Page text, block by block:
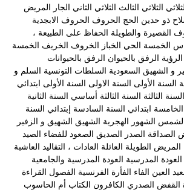
الثلاثي الثالث الثلاثي الثاني الجار المريض
ذو حدين الحج الحروف الحروف الابجدية
القصيرة والطويلة الحفاظ على الطبيعة ،
الخمسة الحي الخباز الخروف الخريف الخمسة
الرؤية الرفق بالحيوان الرفق بالحيوانات
و الشهيق السعودية السلطات التونسية السلم و
السنة الأولى السنة الاولى السنة الأولى ابتدائي
السنة الثالثة السنة الثالثة أساسي السنة الثانية
ابتدائي السنة السادسة إبتدائي السنة
الشهور الهجرية الشهيق الشهيق و الزفير
الصداقة الصدر الصديق الصعود للفضاء الصيد
المريض الطويلة العائلة العادات ، التقاليد العاشبة
العودة المدرسية العودة المدرسية والجامعية
العين الفاء الفأرة الفرنسية الفصول القراءة
القفض الصدري الكافرون الكتاب أم الحاسوب